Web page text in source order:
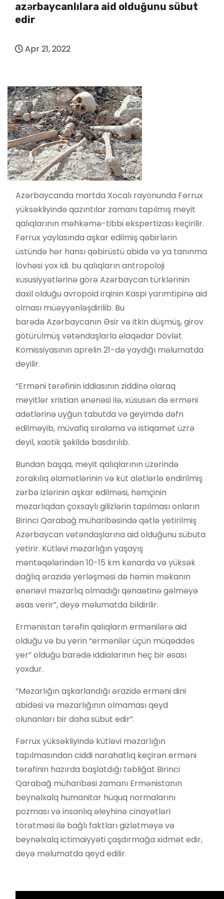
azərbaycanlılara aid olduğunu sübut
edir
Apr 21, 2022
Azərbaycanda martda Xocalı rayonunda Fərrux
yüksəkliyində qazıntılar zamanı tapılmış meyit
qalıqlarının məhkəmə-tibbi ekspertizası keçirilir.
Fərrux yaylasında aşkar edilmiş qəbirlərin
üstündə hər hansı qəbirüstü abidə və ya tanınma
lövhəsi yox idi. bu qalıqların antropoloji
xüsusiyyətlərinə görə Azərbaycan türklərinin
daxil olduğu avropoid irqinin Kaspi yarımtipinə aid
olması müəyyənləşdirilib. Bu
barədə Azərbaycanın Əsir və itkin düşmüş, girov
götürülmüş vətəndaşlarla əlaqədar Dövlət
Komissiyasının aprelin 21-də yaydığı məlumatda
deyilir.
“Erməni tərəfinin iddiasının ziddinə olaraq
meyitlər xristian ənənəsi ilə, xüsusən də erməni
adətlərinə uyğun tabutda və geyimdə dəfn
edilməyib, müvafiq sıralama və istiqamət üzrə
deyil, xaotik şəkildə basdırılıb.
Bundan başqa, meyit qalıqlarının üzərində
zorakılıq əlamətlərinin və küt alətlərlə endirilmiş
zərbə izlərinin aşkar edilməsi, həmçinin
məzarlıqdan çoxsaylı gilizlərin tapılması onların
Birinci Qarabağ müharibəsində qətlə yetirilmiş
Azərbaycan vətəndaşlarına aid olduğunu sübuta
yetirir. Kütləvi məzarlığın yaşayış
məntəqələrindən 10-15 km kənarda və yüksək
dağlıq ərazidə yerləşməsi də həmin məkanın
ənənəvi məzarlıq olmadığı qənaətinə gəlməyə
əsas verir”, deyə məlumatda bildirilir.
Ermənistan tərəfin qalıqların ermənilərə aid
olduğu və bu yerin “ermənilər üçün müqəddəs
yer” olduğu barədə iddialarının heç bir əsası
yoxdur.
“Məzarlığın aşkarlandığı ərazidə erməni dini
abidəsi və məzarlığının olmaması qeyd
olunanları bir daha sübut edir”.
Fərrux yüksəkliyində kütləvi məzarlığın
tapılmasından ciddi narahatlıq keçirən erməni
tərəfinin hazırda başlatdığı təbliğat Birinci
Qarabağ müharibəsi zamanı Ermənistanın
beynəlxalq humanitar hüquq normalarını
pozması və insanlıq əleyhinə cinayətləri
törətməsi ilə bağlı faktları gizlətməyə və
beynəlxalq ictimaiyyəti çaşdırmağa xidmət edir,
deyə məlumatda qeyd edilir.